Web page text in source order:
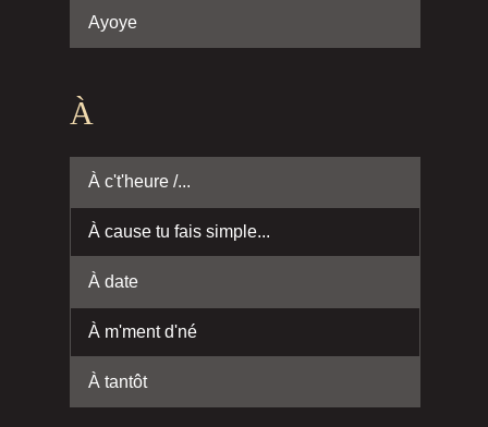
Ayoye
À
À c't'heure /...
À cause tu fais simple...
À date
À m'ment d'né
À tantôt